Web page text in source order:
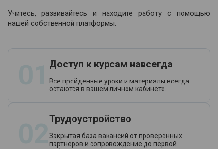
Учитесь, развивайтесь и находите работу с помощью
нашей собственной платформы.
Доступ к курсам навсегда
Все пройденные уроки и материалы всегда
остаются в вашем личном кабинете.
Трудоустройство
Закрытая база вакансий от проверенных
партнёров и сопровождение до первой